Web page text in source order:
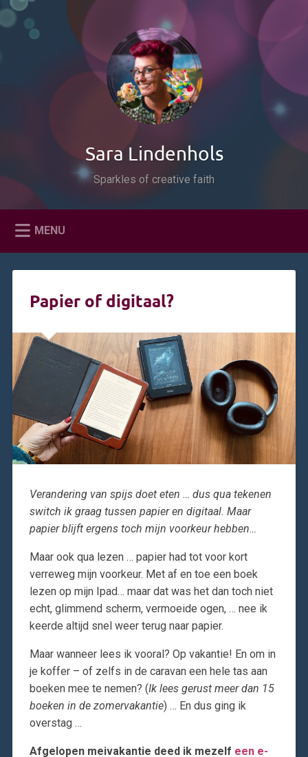
Naar
inhoud
Zoeken
Sara Lindenhols
Sparkles of creative faith
MENU
Papier of digitaal?
Verandering van spijs doet eten … dus qua tekenen
switch ik graag tussen papier en digitaal. Maar
papier blijft ergens toch mijn voorkeur hebben…
Maar ook qua lezen … papier had tot voor kort
verreweg mijn voorkeur. Met af en toe een boek
lezen op mijn Ipad… maar dat was het dan toch niet
echt, glimmend scherm, vermoeide ogen, … nee ik
keerde altijd snel weer terug naar papier.
Maar wanneer lees ik vooral? Op vakantie! En om in
je koffer – of zelfs in de caravan een hele tas aan
boeken mee te nemen? (Ik lees gerust meer dan 15
boeken in de zomervakantie) … En dus ging ik
overstag …
Afgelopen meivakantie deed ik mezelf een e-